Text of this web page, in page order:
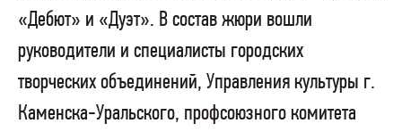
«Дебют» и «Дуэт». В состав жюри вошли
руководители и специалисты городских
творческих объединений, Управления культуры г.
Каменска-Уральского, профсоюзного комитета